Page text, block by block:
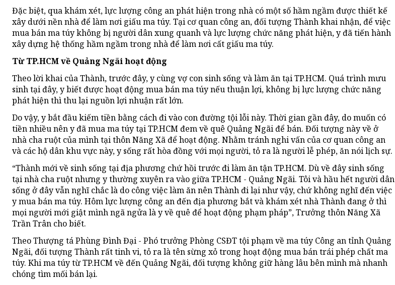
Đặc biệt, qua khám xét, lực lượng công an phát hiện trong nhà có một số hầm ngầm được thiết kế
xây dưới nền nhà để làm nơi giấu ma túy. Tại cơ quan công an, đối tượng Thành khai nhận, để việc
mua bán ma túy không bị người dân xung quanh và lực lượng chức năng phát hiện, y đã tiến hành
xây dựng hệ thống hầm ngầm trong nhà để làm nơi cất giấu ma túy.
Từ TP.HCM về Quảng Ngãi hoạt động
Theo lời khai của Thành, trước đây, y cùng vợ con sinh sống và làm ăn tại TP.HCM. Quá trình mưu
sinh tại đây, y biết được hoạt động mua bán ma túy nếu thuận lợi, không bị lực lượng chức năng
phát hiện thì thu lại nguồn lợi nhuận rất lớn.
Do vậy, y bắt đầu kiếm tiền bằng cách đi vào con đường tội lỗi này. Thời gian gần đây, do muốn có
tiền nhiều nên y đã mua ma túy tại TP.HCM đem về quê Quảng Ngãi để bán. Đối tượng này về ở
nhà cha ruột của mình tại thôn Năng Xã để hoạt động. Nhằm tránh nghi vấn của cơ quan công an
và các hộ dân khu vực này, y sống rất hòa đồng với mọi người, tỏ ra là người lễ phép, ăn nói lịch sự.
“Thành mới về sinh sống tại địa phương chứ hồi trước đi làm ăn tận TP.HCM. Dù về đây sinh sống
tại nhà cha ruột nhưng y thường xuyên ra vào giữa TP.HCM - Quảng Ngãi. Tôi và hầu hết người dân
sống ở đây vẫn nghĩ chắc là do công việc làm ăn nên Thành đi lại như vậy, chứ không nghĩ đến việc
y mua bán ma túy. Hôm lực lượng công an đến địa phương bắt và khám xét nhà Thành đang ở thì
mọi người mới giật mình ngã ngửa là y về quê để hoạt động phạm pháp”, Trưởng thôn Năng Xã
Trần Trân cho biết.
Theo Thượng tá Phùng Đình Đại - Phó trưởng Phòng CSĐT tội phạm về ma túy Công an tỉnh Quảng
Ngãi, đối tượng Thành rất tinh vi, tỏ ra là tên sừng xỏ trong hoạt động mua bán trái phép chất ma
túy. Khi ma túy từ TP.HCM về đến Quảng Ngãi, đối tượng không giữ hàng lâu bên mình mà nhanh
chóng tìm mối bán lại.